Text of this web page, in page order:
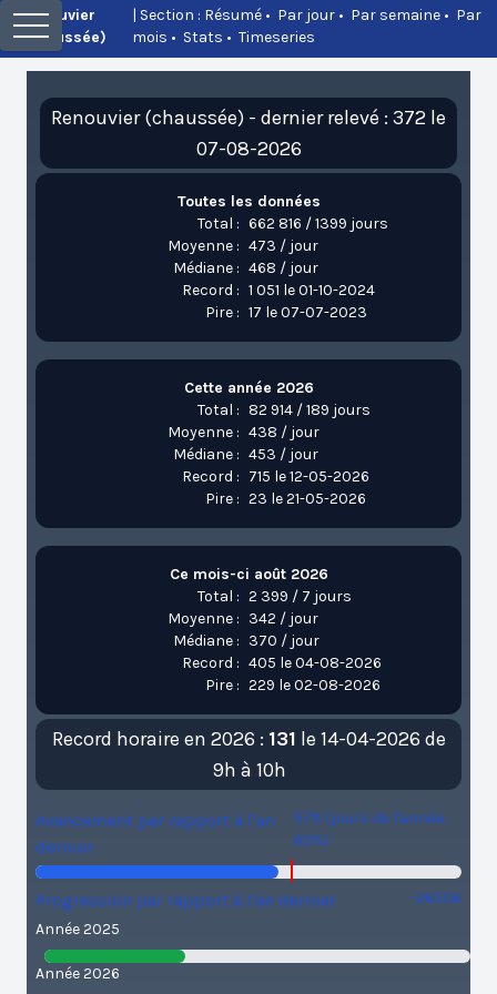
Renouvier
(chaussée)
| Section : Résumé • Par jour • Par semaine • Par
mois • Stats •Timeseries
Renouvier (chaussée) - dernier relevé : 372 le
07-08-2026
Toutes les données
Total : 662 816 / 1399 jours
Moyenne : 473 / jour
Médiane : 468 / jour
Record : 1 051 le 01-10-2024
Pire : 17 le 07-07-2023
Cette année 2026
Total : 82 914 / 189 jours
Moyenne : 438 / jour
Médiane : 453 / jour
Record : 715 le 12-05-2026
Pire : 23 le 21-05-2026
Ce mois-ci août 2026
Total : 2 399 / 7 jours
Moyenne : 342 / jour
Médiane : 370 / jour
Record : 405 le 04-08-2026
Pire : 229 le 02-08-2026
Record horaire en 2026 : 131 le 14-04-2026 de
9h à 10h
Avancement par rapport à l'an
dernier
57% (jours de l'année :
60%)
Progression par rapport à l'an dernier
-26506
Année 2025
Année 2026